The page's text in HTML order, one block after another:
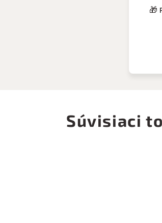
🎁
Súvisiaci